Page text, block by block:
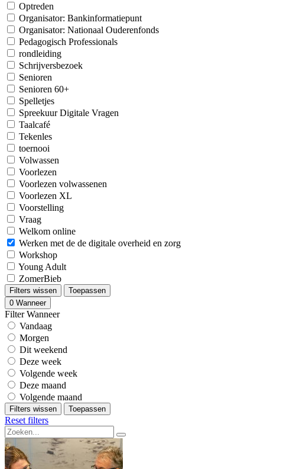
Optreden
Organisator: Bankinformatiepunt
Organisator: Nationaal Ouderenfonds
Pedagogisch Professionals
rondleiding
Schrijversbezoek
Senioren
Senioren 60+
Spelletjes
Spreekuur Digitale Vragen
Taalcafé
Tekenles
toernooi
Volwassen
Voorlezen
Voorlezen volwassenen
Voorlezen XL
Voorstelling
Vraag
Welkom online
Werken met de de digitale overheid en zorg
Workshop
Young Adult
ZomerBieb
Filters wissen
Toepassen
0 Wanneer
Filter Wanneer
Vandaag
Morgen
Dit weekend
Deze week
Volgende week
Deze maand
Volgende maand
Filters wissen Toepassen
Reset filters